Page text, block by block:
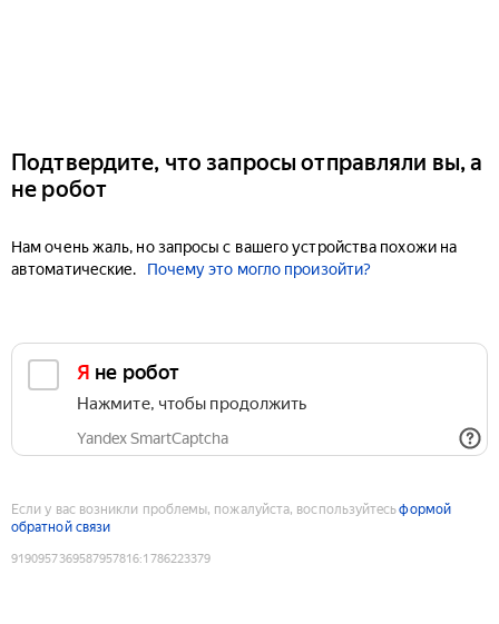
Подтвердите, что запросы отправляли вы, а
не робот
Нам очень жаль, но запросы с вашего устройства похожи на
автоматические.
Почему это могло произойти?
Я не робот
Нажмите, чтобы продолжить
Yandex SmartCaptcha
Если у вас возникли проблемы, пожалуйста, воспользуйтесьформой
обратной связи
9190957369587957816:1786223379